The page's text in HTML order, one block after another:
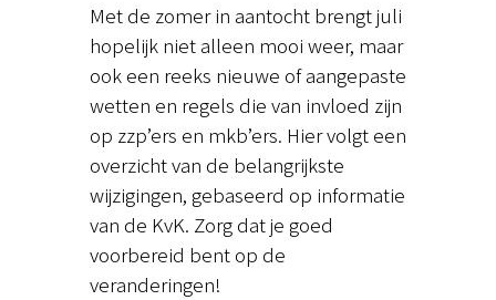
Met de zomer in aantocht brengt juli
hopelijk niet alleen mooi weer, maar
ook een reeks nieuwe of aangepaste
wetten en regels die van invloed zijn
op zzp’ers en mkb’ers. Hier volgt een
overzicht van de belangrijkste
wijzigingen, gebaseerd op informatie
van de KvK. Zorg dat je goed
voorbereid bent op de
veranderingen!